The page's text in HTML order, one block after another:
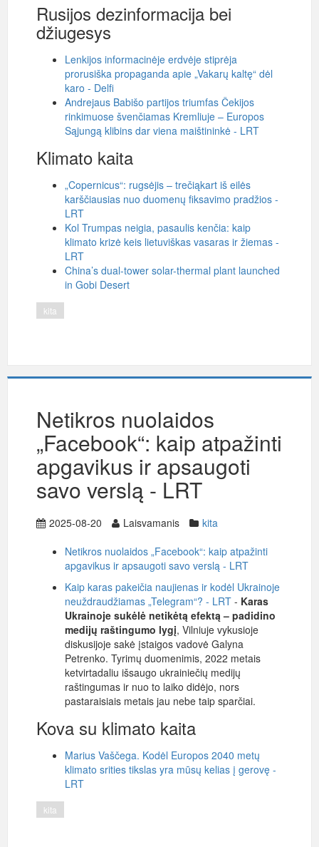
Rusijos dezinformacija bei
džiugesys
Lenkijos informacinėje erdvėje stiprėja
prorusiška propaganda apie „Vakarų kaltę“ dėl
karo - Delfi
Andrejaus Babišo partijos triumfas Čekijos
rinkimuose švenčiamas Kremliuje – Europos
Sąjungą klibins dar viena maištininkė - LRT
Klimato kaita
„Copernicus“: rugsėjis – trečiąkart iš eilės
karščiausias nuo duomenų fiksavimo pradžios -
LRT
Kol Trumpas neigia, pasaulis kenčia: kaip
klimato krizė keis lietuviškas vasaras ir žiemas -
LRT
China’s dual-tower solar-thermal plant launched
in Gobi Desert
kita
Netikros nuolaidos
„Facebook“: kaip atpažinti
apgavikus ir apsaugoti
savo verslą - LRT
2025-08-20 Laisvamanis
kita
Netikros nuolaidos „Facebook“: kaip atpažinti
apgavikus ir apsaugoti savo verslą - LRT
Kaip karas pakeičia naujienas ir kodėl Ukrainoje
neuždraudžiamas „Telegram“? - LRT - Karas
Ukrainoje sukėlė netikėtą efektą – padidino
medijų raštingumo lygį, Vilniuje vykusioje
diskusijoje sakė įstaigos vadovė Galyna
Petrenko. Tyrimų duomenimis, 2022 metais
ketvirtadaliu išsaugo ukrainiečių medijų
raštingumas ir nuo to laiko didėjo, nors
pastaraisiais metais jau nebe taip sparčiai.
Kova su klimato kaita
Marius Vaščega. Kodėl Europos 2040 metų
klimato srities tikslas yra mūsų kelias į gerovę -
LRT
kita